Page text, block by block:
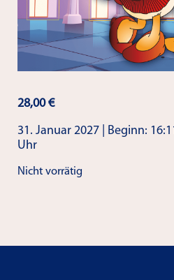
28,00€
31. Januar 2027 | Beginn:
Uhr
Nicht vorrätig